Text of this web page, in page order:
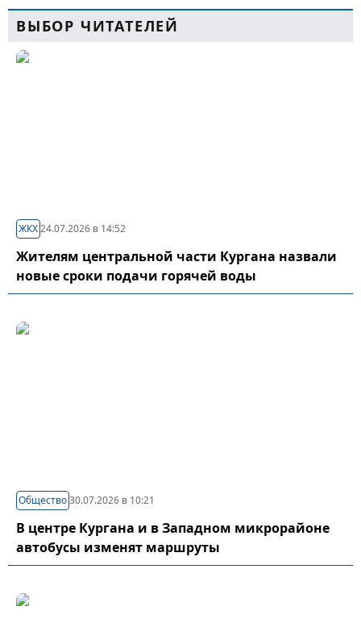
ВЫБОР ЧИТАТЕЛЕЙ
ЖКХ24.07.2026 в 14:52
Жителям центральной части Кургана назвали
новые сроки подачи горячей воды
Общество30.07.2026 в 10:21
В центре Кургана и в Западном микрорайоне
автобусы изменят маршруты